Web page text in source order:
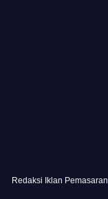
Redaksi Iklan